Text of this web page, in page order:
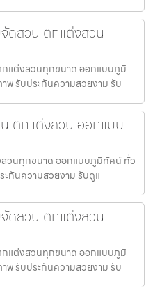
ดสวน ตกแต่งสวน
แต่งสวนทุกขนาด ออกแบบภูมิ
พ รับประกันความสวยงาม รับ
ตกแต่งสวน ออกแบบ
วนทุกขนาด ออกแบบภูมิทัศน์ ทั่ว
ะกันความสวยงาม รับดูแ
ดสวน ตกแต่งสวน
แต่งสวนทุกขนาด ออกแบบภูมิ
พ รับประกันความสวยงาม รับ